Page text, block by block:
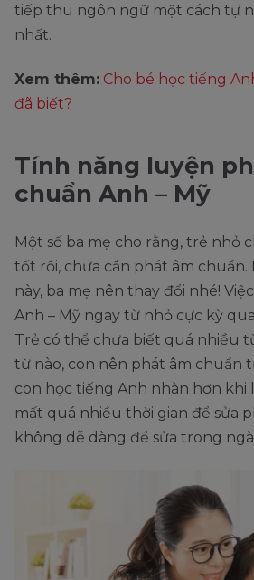
tiếp thu ngôn ngữ một cách tự
nhất.
Xem thêm: Cho bé học tiếng
đã biết?
Tính năng luyện
chuẩn Anh – Mỹ
Một số ba mẹ cho rằng, trẻ nhỏ
tốt rồi, chưa cần phát âm chuẩn.
này, ba mẹ nên thay đổi nhé!
Anh – Mỹ ngay từ nhỏ cực kỳ
Trẻ có thể chưa biết quá nhiều
từ nào, con nên phát âm chuẩn
con học tiếng Anh nhàn hơn khi
mất quá nhiều thời gian để sửa
không dễ dàng để sửa trong